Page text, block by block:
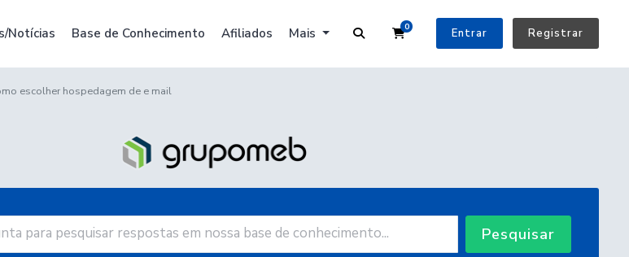
Notícias Base de Conhecimento Afiliados Mais 0Carrinho de Compras
Entrar Registrar
escolher hospedagem de e mail
Pesquisar